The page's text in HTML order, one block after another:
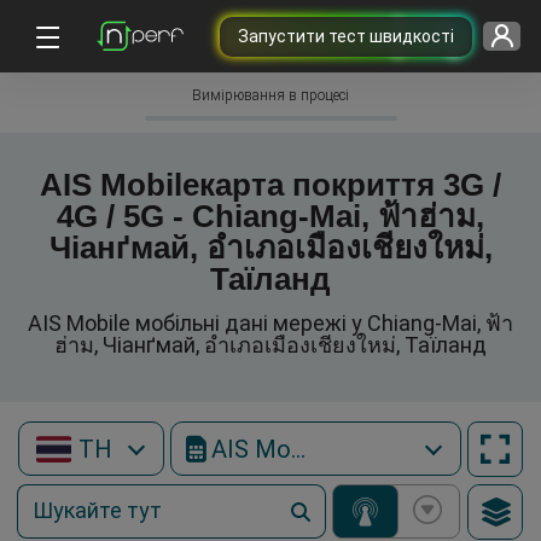
Запустити тест швидкості
Вимірювання в процесі
AIS Mobileкарта покриття 3G /
4G / 5G - Chiang-Mai, ฟ้าฮ่าม,
Чіанґмай, อำเภอเมืองเชียงใหม่,
Таїланд
AIS Mobile мобільні дані мережі у Chiang-Mai, ฟ้า
ฮ่าม, Чіанґмай, อำเภอเมืองเชียงใหม่, Таїланд
TH AIS Mobile